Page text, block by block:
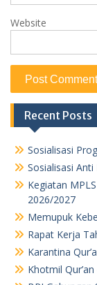
Website
Recent Posts
Sosialisasi
Sosialisasi Anti
Kegiatan
2026/2027
Memupuk
Rapat Kerja
Karantina
Khotmil